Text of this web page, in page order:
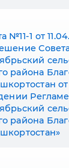
№11-1 от
района
района